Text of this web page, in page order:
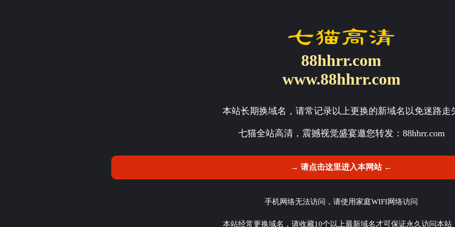
88hhrr.com
www.88hhrr.com
本站长期换域名，请常记录以上更换的新域名以免迷路走
七猫全站高清，震撼视觉盛宴邀您转发： 88hhrr.com
→ 请点击这里进入本网站 ←
手机网络无法访问，请使用家庭WIFI网络访问
本站经常更换域名，请收藏10个以上最新域名才可保证永久访问本站